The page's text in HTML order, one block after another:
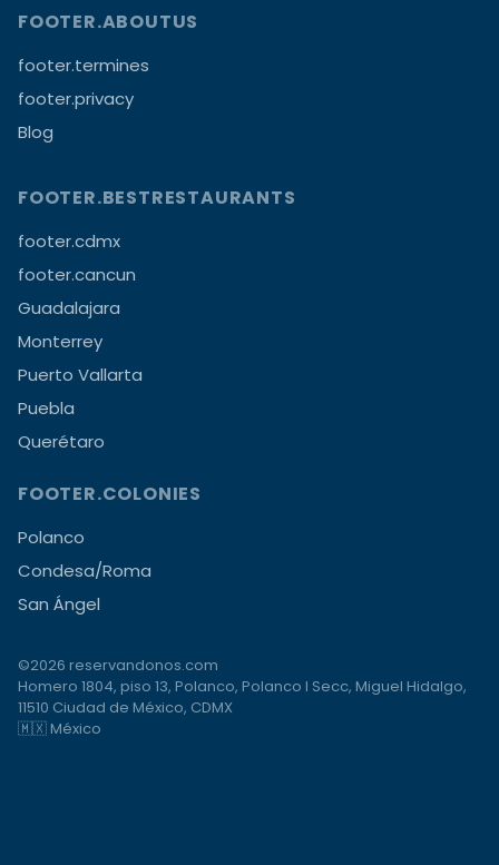
FOOTER.ABOUTUS
footer.termines
footer.privacy
Blog
FOOTER.BESTRESTAURANTS
footer.cdmx
footer.cancun
Guadalajara
Monterrey
Puerto Vallarta
Puebla
Querétaro
FOOTER.COLONIES
Polanco
Condesa/Roma
San Ángel
©2026 reservandonos.com
Homero 1804, piso 13, Polanco, Polanco I Secc, Miguel Hidalgo,
11510 Ciudad de México, CDMX
🇲🇽 México